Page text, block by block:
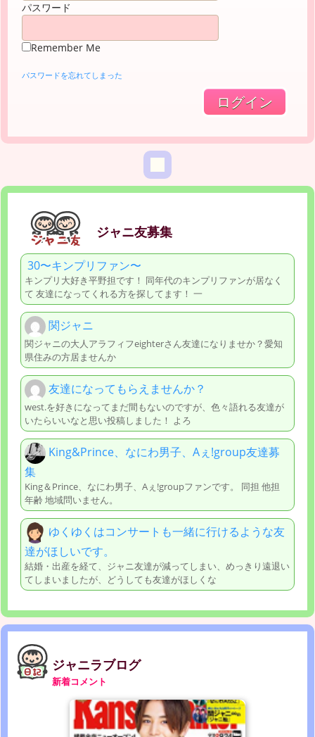
パスワード
Remember Me
パスワードを忘れてしまった
ジャニ友募集
30〜キンプリファン〜
キンプリ大好き平野担です！ 同年代のキンプリファンが居なく
て 友達になってくれる方を探してます！ 一
関ジャニ
関ジャニの大人アラフィフeighterさん友達になりませか？愛知
県住みの方居ませんか
友達になってもらえませんか？
west.を好きになってまだ間もないのですが、色々語れる友達が
いたらいいなと思い投稿しました！ よろ
King&Prince、なにわ男子、Aぇ!group友達募
集
King＆Prince、なにわ男子、Aぇ!groupファンです。 同担 他担
年齢 地域問いません。
ゆくゆくはコンサートも一緒に行けるような友
達がほしいです。
結婚・出産を経て、ジャニ友達が減ってしまい、めっきり遠退い
てしまいましたが、どうしても友達がほしくな
ジャニラブログ
新着コメント